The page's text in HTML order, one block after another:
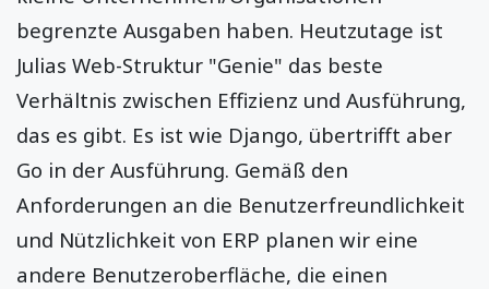
begrenzte Ausgaben haben. Heutzutage ist
Julias Web-Struktur "Genie" das beste
Verhältnis zwischen Effizienz und Ausführung,
das es gibt. Es ist wie Django, übertrifft aber
Go in der Ausführung. Gemäß den
Anforderungen an die Benutzerfreundlichkeit
und Nützlichkeit von ERP planen wir eine
andere Benutzeroberfläche, die einen